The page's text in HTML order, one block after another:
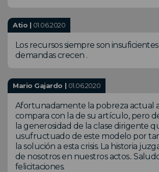
Atio | 01.06.2020
Los recursos siempre son insuficientes
demandas crecen .
Mario Gajardo | 01.06.2020
Afortunadamente la pobreza actual
compara con la de su artículo, pero
la generosidad de la clase dirigente
usufructuado de este modelo por
la solución a esta crisis. La historia
de nosotros en nuestros actos..
felicitaciones.